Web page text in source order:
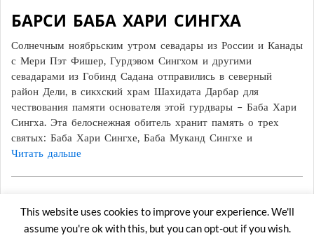
БАРСИ БАБА ХАРИ СИНГХА
Солнечным ноябрьским утром севадары из России и Канады
с Мери Пэт Фишер, Гурдэвом Сингхом и другими
севадарами из Гобинд Садана отправились в северный
район Дели, в сикхский храм Шахидата Дарбар для
чествования памяти основателя этой гурдвары – Баба Хари
Сингха. Эта белоснежная обитель хранит память о трех
святых: Баба Хари Сингхе, Баба Муканд Сингхе и
Читать дальше
Копирайт Gobindsadan @ 2016. Все права защищены.
Email - india@homemail.com,
This website uses cookies to improve your experience. We'll
assume you're ok with this, but you can opt-out if you wish.